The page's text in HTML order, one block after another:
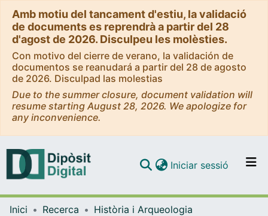
Amb motiu del tancament d'estiu, la validació
de documents es reprendrà a partir del 28
d'agost de 2026. Disculpeu les molèsties.
Con motivo del cierre de verano, la validación de
documentos se reanudará a partir del 28 de agosto
de 2026. Disculpad las molestias
Due to the summer closure, document validation will
resume starting August 28, 2026. We apologize for
any inconvenience.
Navega per tot el DD
Iniciar sessió (current)
Inici Recerca
Història i Arqueologia